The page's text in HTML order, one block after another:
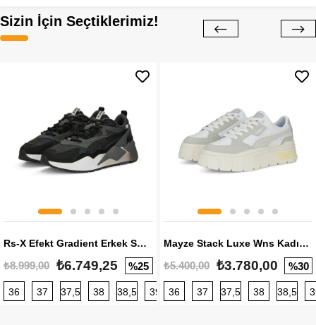
Sizin İçin Seçtiklerimiz!
Rs-X Efekt Gradient Erkek Sneaker
₺8.999,00 ₺6.749,25 %25
36 37 37,5 38 38,5 39 40 40,5 41 42 42,5
Mayze Stack Luxe Wns Kadın Sneaker
₺5.400,00 ₺3.780,00 %30
36 37 37,5 38 38,5